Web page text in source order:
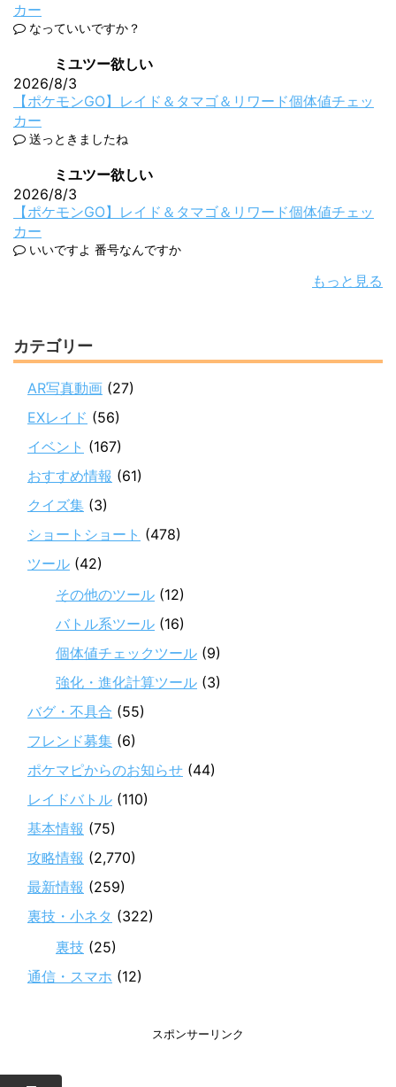
カー
なっていいですか？
ミユツー欲しい
2026/8/3
【ポケモンGO】レイド＆タマゴ＆リワード個体値チェッ
カー
送っときましたね
ミユツー欲しい
2026/8/3
【ポケモンGO】レイド＆タマゴ＆リワード個体値チェッ
カー
いいですよ 番号なんですか
もっと見る
カテゴリー
AR写真動画 (27)
EXレイド (56)
イベント (167)
おすすめ情報 (61)
クイズ集 (3)
ショートショート (478)
ツール (42)
その他のツール (12)
バトル系ツール (16)
個体値チェックツール (9)
強化・進化計算ツール (3)
バグ・不具合 (55)
フレンド募集 (6)
ポケマピからのお知らせ (44)
レイドバトル (110)
基本情報 (75)
攻略情報 (2,770)
最新情報 (259)
裏技・小ネタ (322)
裏技 (25)
通信・スマホ (12)
スポンサーリンク